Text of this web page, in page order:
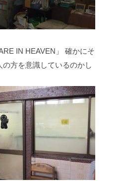
IN HEAVEN」
確かにそ
の方を意識しているのかし